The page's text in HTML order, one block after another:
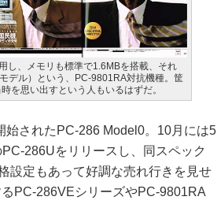
し、メモリも標準で1.6MBを搭載、それ
デル）という、PC-9801RA対抗機種。筐
を思い出すという人もいるはずだ。
されたPC-286 Model0。10月には5
286Uをリリースし、同スペック
設定もあって好調な売れ行きを見せ
PC-286VEシリーズやPC-9801RA